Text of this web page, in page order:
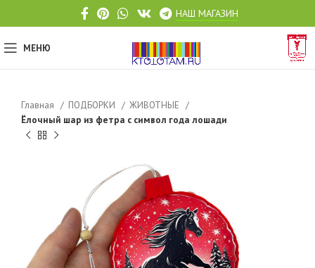
НАШ МАГАЗИН
МЕНЮ
Главная ПОДБОРКИ
ЖИВОТНЫЕ
Ёлочный шар из фетра с символ года лошади